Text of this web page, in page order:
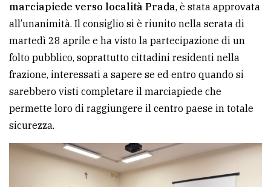
Cerca
per
comune
Ricerca
avanzata
LE
TESTATE
marciapiede verso località Prada, è stata approvata
all’unanimità. Il consiglio si è riunito nella serata di
martedì 28 aprile e ha visto la partecipazione di un
folto pubblico, soprattutto cittadini residenti nella
frazione, interessati a sapere se ed entro quando si
sarebbero visti completare il marciapiede che
permette loro di raggiungere il centro paese in totale
sicurezza.